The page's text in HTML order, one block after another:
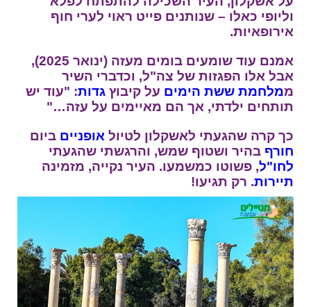
וליופי כאלו – שנותנים פייט ראוי לערי חוף
אירופאיות.
אמנם עוד שומעים בומים מעזה (ינואר 2025),
אבל אלו הפגזות של צה"ל, וכדברי השיר
ממלחמת ששת הימים על קיבוץ גדות: "עוד יש
תותחים ילדתי, אך הם מאיימים על עזה…"
כך קרה שהגעתי לאשקלון לטיול אופניים ביום
חורף בהיר ושטוף שמש, והרגשתי שהגעתי
לחו"ל, פשוטו כמשמעו. העיר נקייה, מזמינה
תיירות. רק תגיעו!